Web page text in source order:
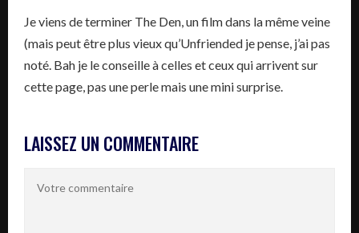
Je viens de terminer The Den, un film dans la même veine
(mais peut être plus vieux qu’Unfriended je pense, j’ai pas
noté. Bah je le conseille à celles et ceux qui arrivent sur
cette page, pas une perle mais une mini surprise.
LAISSEZ UN COMMENTAIRE